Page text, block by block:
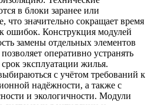
в блоки заранее или
что значительно сокращает время
ошибок. Конструкция модулей
замены отдельных элементов
оперативно устранять
эксплуатации жилья.
с учётом требований к
надёжности, а также с
и экологичности. Модули